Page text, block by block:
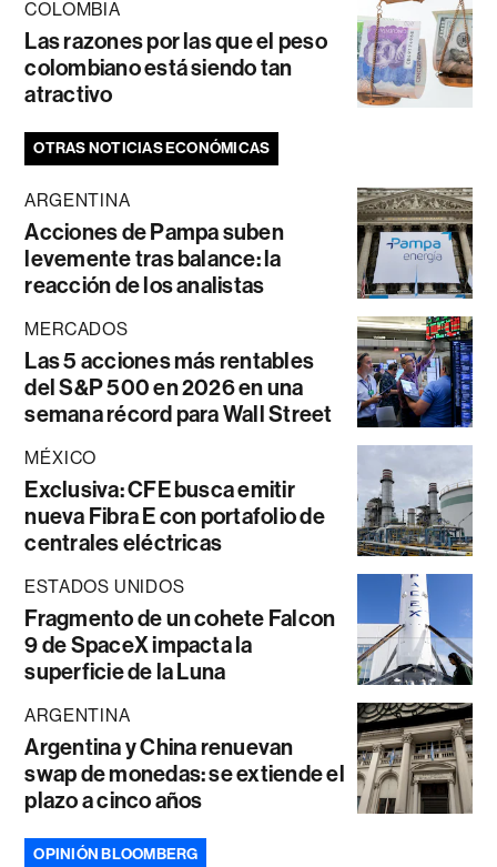
COLOMBIA
Las razones por las que el peso
colombiano está siendo tan
atractivo
OTRAS NOTICIAS ECONÓMICAS
ARGENTINA
Acciones de Pampa suben
levemente tras balance: la
reacción de los analistas
MERCADOS
Las 5 acciones más rentables
del S&P 500 en 2026 en una
semana récord para Wall Street
MÉXICO
Exclusiva: CFE busca emitir
nueva Fibra E con portafolio de
centrales eléctricas
ESTADOS UNIDOS
Fragmento de un cohete Falcon
9 de SpaceX impacta la
superficie de la Luna
ARGENTINA
Argentina y China renuevan
swap de monedas: se extiende el
plazo a cinco años
OPINIÓN BLOOMBERG